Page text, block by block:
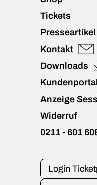
Tickets
Presseartikel
Kontakt
Downloads
Kundenportal
Anzeige
Widerruf
0211 - 601
Login